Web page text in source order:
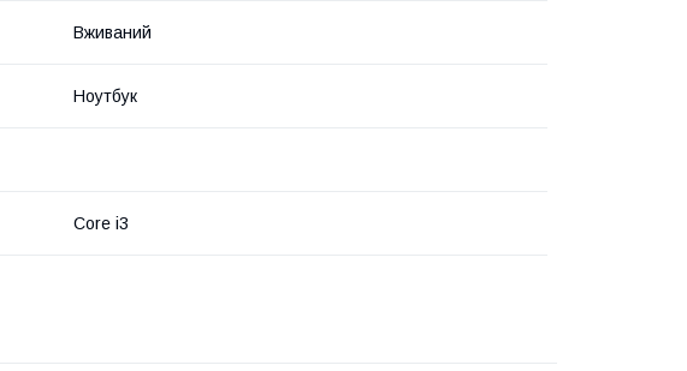
Вживаний
Ноутбук
Core i3